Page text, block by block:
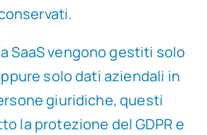
SaaS vengono gestiti solo
solo dati aziendali in
giuridiche, questi
la protezione del GDPR e